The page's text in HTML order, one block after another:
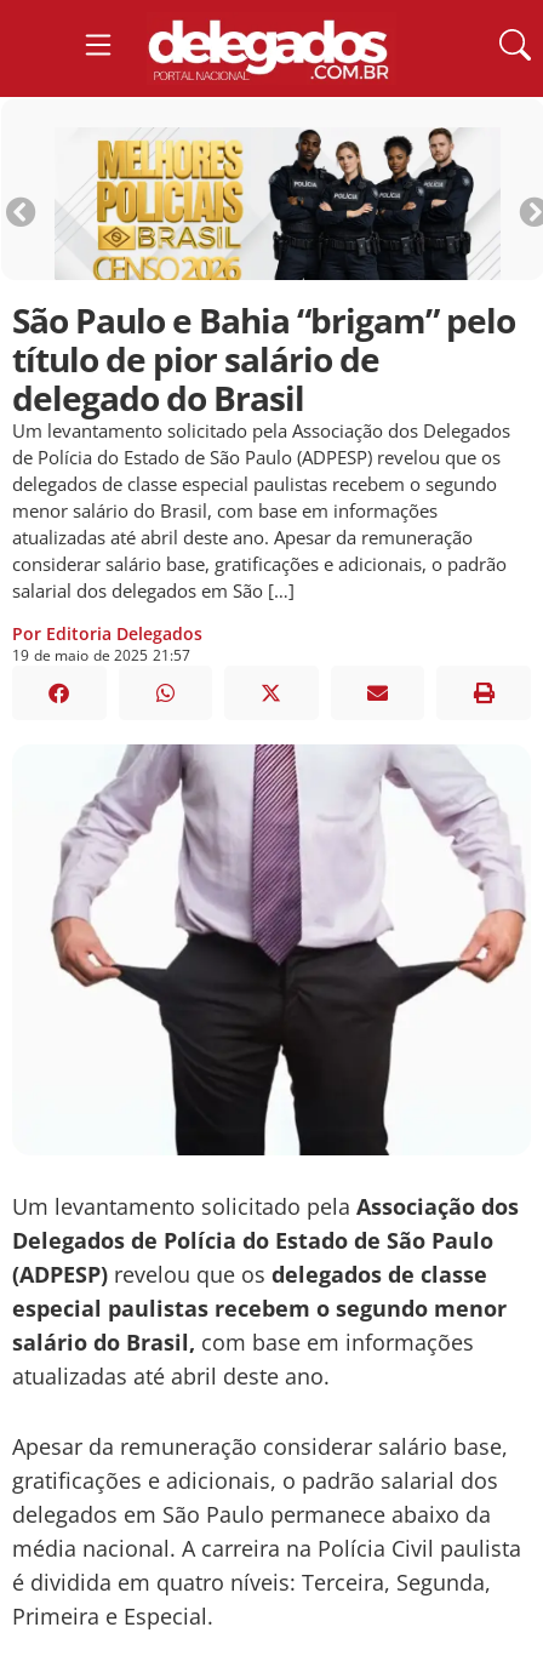
São Paulo e Bahia “brigam” pelo
título de pior salário de
delegado do Brasil
Um levantamento solicitado pela Associação dos Delegados
de Polícia do Estado de São Paulo (ADPESP) revelou que os
delegados de classe especial paulistas recebem o segundo
menor salário do Brasil, com base em informações
atualizadas até abril deste ano. Apesar da remuneração
considerar salário base, gratificações e adicionais, o padrão
salarial dos delegados em São […]
Por Editoria Delegados
19 de maio de 2025 21:57
Um levantamento solicitado pela Associação dos
Delegados de Polícia do Estado de São Paulo
(ADPESP) revelou que os delegados de classe
especial paulistas recebem o segundo menor
salário do Brasil, com base em informações
atualizadas até abril deste ano.
Apesar da remuneração considerar salário base,
gratificações e adicionais, o padrão salarial dos
delegados em São Paulo permanece abaixo da
média nacional. A carreira na Polícia Civil paulista
é dividida em quatro níveis: Terceira, Segunda,
Primeira e Especial.